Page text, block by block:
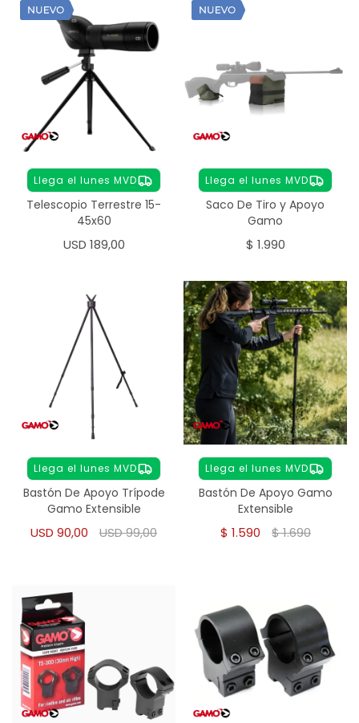
Llega el lunes MVD
Telescopio Terrestre 15-
45x60
USD 189,00
Llega el lunes MVD
Saco De Tiro y Apoyo
Gamo
$ 1.990
Llega el lunes MVD
Bastón De Apoyo Trípode
Gamo Extensible
USD 90,00 USD99,00
Llega el lunes MVD
Bastón De Apoyo Gamo
Extensible
$ 1.590 $1.690